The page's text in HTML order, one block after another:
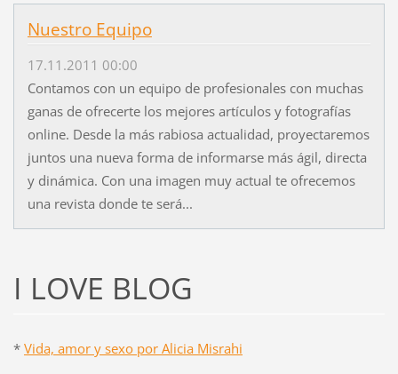
Nuestro Equipo
17.11.2011 00:00
Contamos con un equipo de profesionales con muchas
ganas de ofrecerte los mejores artículos y fotografías
online. Desde la más rabiosa actualidad, proyectaremos
juntos una nueva forma de informarse más ágil, directa
y dinámica. Con una imagen muy actual te ofrecemos
una revista donde te será...
I LOVE BLOG
* Vida, amor y sexo por Alicia Misrahi